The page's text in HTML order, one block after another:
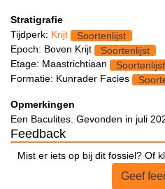
Stratigrafie
Tijdperk: Krijt
Soortenlijst
Epoch: Boven Krijt
Soortenlijst
Etage: Maastrichtiaan
Soortenlijst
Formatie: Kunrader Facies
Opmerkingen
Een Baculites. Gevonden in juli
Feedback
Mist er iets op bij dit fossiel? Of
Geef